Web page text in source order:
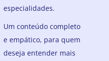
especialidades.
Um conteúdo completo
e empático, para quem
deseja entender mais